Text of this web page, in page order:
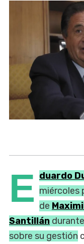
E duardo
miércoles
de
Santillán
sobre su gestión